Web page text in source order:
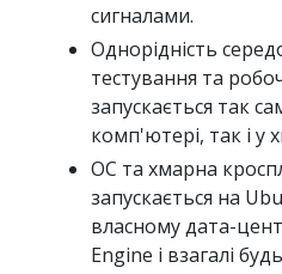
сигналами.
Однорідність
тестування та
запускається так
комп'ютері, так і у
ОС та хмарна
запускається на
власному дата-
Engine і взагалі